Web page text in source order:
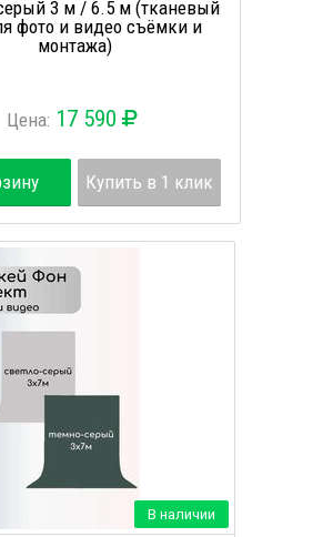
3 м / 6.5 м (тканевый
фото и видео съёмки и
монтажа)
Цена: 17 590
Купить в 1 клик
В наличии